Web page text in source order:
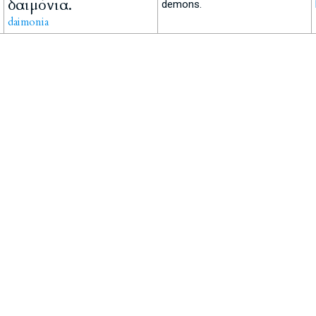
δαιμόνια.
daimonia
demons.